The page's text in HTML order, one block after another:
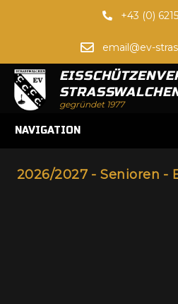
+43 (0)
email@ev-
gegründet 1977
NAVIGATION
2026/2027 - Senioren -